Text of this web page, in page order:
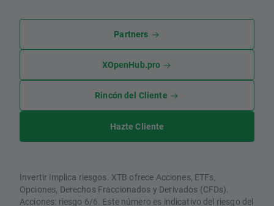
Partners
XOpenHub.pro
Rincón del Cliente
Hazte Cliente
Invertir implica riesgos. XTB ofrece Acciones, ETFs,
Opciones, Derechos Fraccionados y Derivados (CFDs).
Acciones: riesgo 6/6. Este número es indicativo del riesgo del